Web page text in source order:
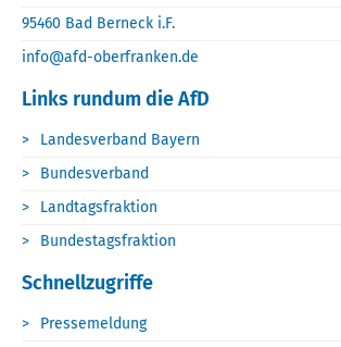
95460 Bad Berneck i.F.
info@afd-oberfranken.de
Links rundum die AfD
Landesverband Bayern
Bundesverband
Landtagsfraktion
Bundestagsfraktion
Schnellzugriffe
Pressemeldung